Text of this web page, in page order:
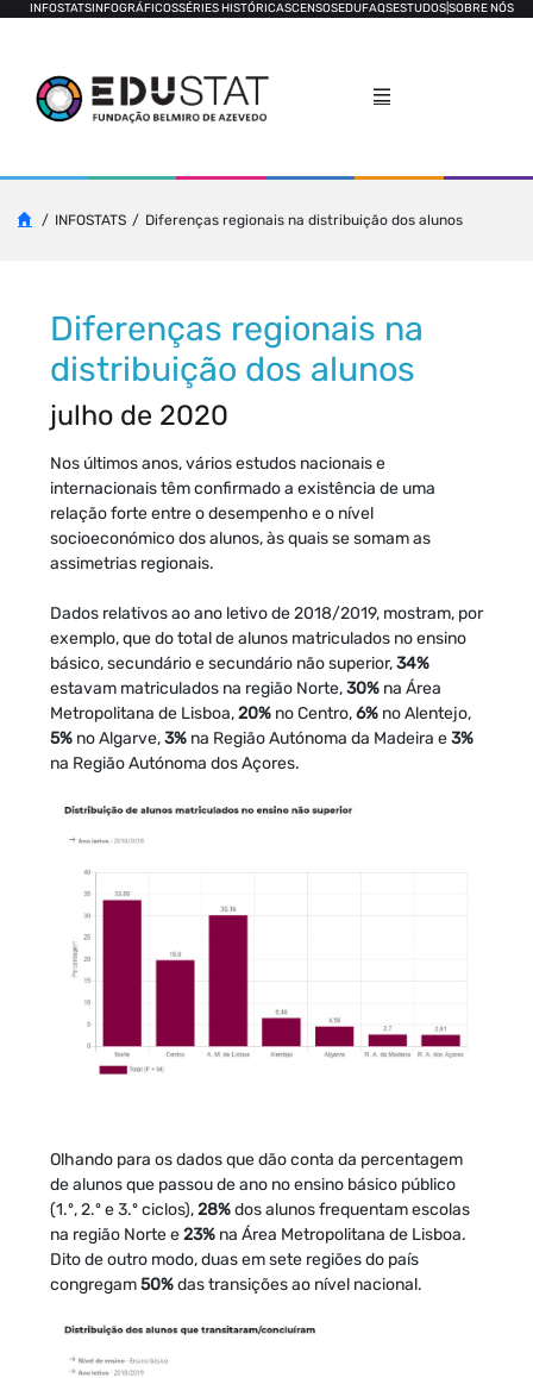
INFOSTATSINFOGRÁFICOSSÉRIES HISTÓRICASCENSOSEDUFAQSESTUDOSSOBRE NÓS
INFOSTATS Diferenças regionais na distribuição dos alunos
Diferenças regionais na
distribuição dos alunos
julho de 2020
Nos últimos anos, vários estudos nacionais e
internacionais têm confirmado a existência de uma
relação forte entre o desempenho e o nível
socioeconómico dos alunos, às quais se somam as
assimetrias regionais.
Dados relativos ao ano letivo de 2018/2019, mostram, por
exemplo, que do total de alunos matriculados no ensino
básico, secundário e secundário não superior,34%
estavam matriculados na região Norte,30% na Área
Metropolitana de Lisboa,20% no Centro,6% no Alentejo,
5% no Algarve,3% na Região Autónoma da Madeira e3%
na Região Autónoma dos Açores.
Olhando para os dados que dão conta da percentagem
de alunos que passou de ano no ensino básico público
(1.º, 2.º e 3.º ciclos),28%dos alunos frequentam escolas
na região Norte e23% na Área Metropolitana de Lisboa.
Dito de outro modo, duas em sete regiões do país
congregam50%das transições ao nível nacional.